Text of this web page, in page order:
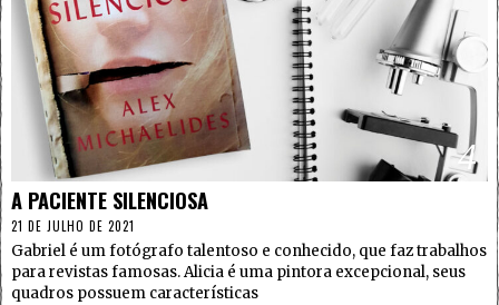
4
A PACIENTE SILENCIOSA
21 DE JULHO DE 2021
Gabriel é um fotógrafo talentoso e conhecido, que faz trabalhos
para revistas famosas. Alicia é uma pintora excepcional, seus
quadros possuem características